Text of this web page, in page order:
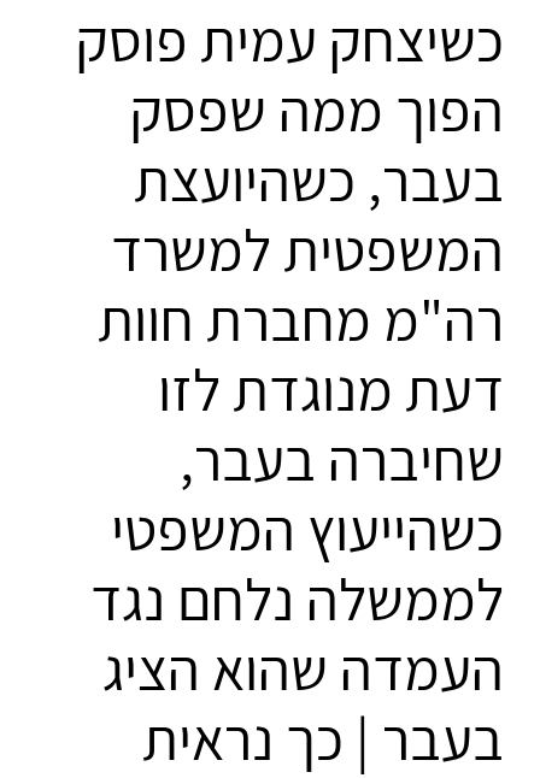
כשיצחק עמית פוסק
הפוך ממה שפסק
בעבר, כשהיועצת
המשפטית למשרד
רה"מ מחברת חוות
דעת מנוגדת לזו
שחיברה בעבר,
כשהייעוץ המשפטי
לממשלה נלחם נגד
העמדה שהוא הציג
בעבר | כך נראית